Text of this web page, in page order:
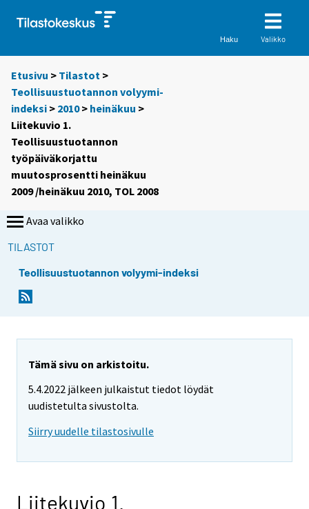
Haku Valikko
Etusivu > Tilastot >
Teollisuustuotannon volyymi-
indeksi > 2010> heinäkuu >
Liitekuvio 1.
Teollisuustuotannon
työpäiväkorjattu
muutosprosentti heinäkuu
2009 /heinäkuu 2010, TOL 2008
Avaa valikko
TILASTOT
Teollisuustuotannon volyymi-indeksi
Tämä sivu on arkistoitu.
5.4.2022 jälkeen julkaistut tiedot löydät
uudistetulta sivustolta.
Siirry uudelle tilastosivulle
Liitekuvio 1.